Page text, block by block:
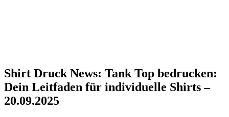
Shirt Druck News: Tank Top bedrucken:
Dein Leitfaden für individuelle Shirts –
20.09.2025